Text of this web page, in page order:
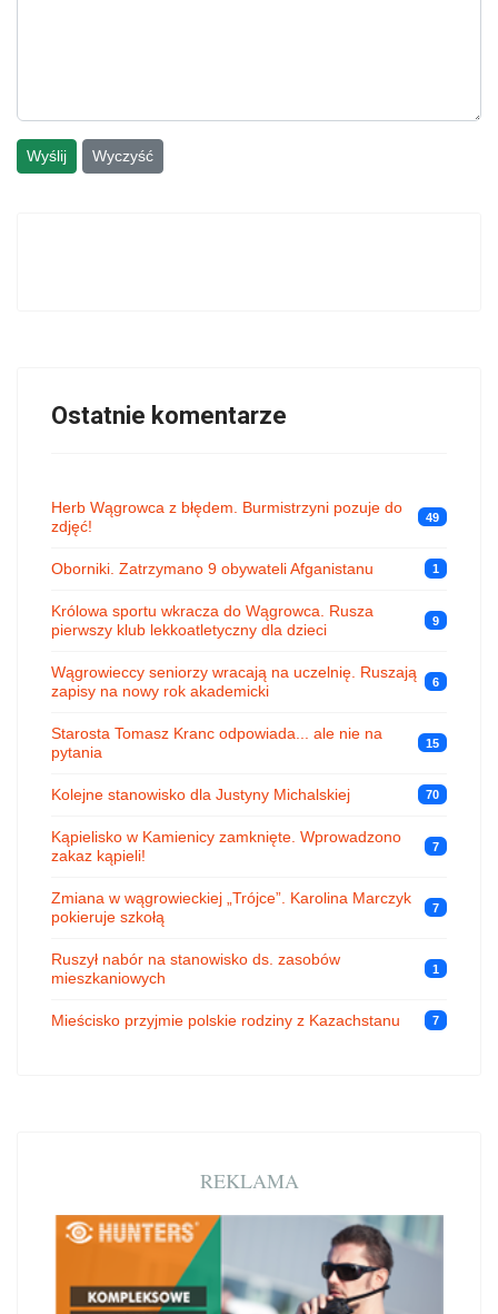
Wyślij Wyczyść
Ostatnie komentarze
Herb Wągrowca z błędem. Burmistrzyni pozuje do
zdjęć!
49
Oborniki. Zatrzymano 9 obywateli Afganistanu 1
Królowa sportu wkracza do Wągrowca. Rusza
pierwszy klub lekkoatletyczny dla dzieci
9
Wągrowieccy seniorzy wracają na uczelnię. Ruszają
zapisy na nowy rok akademicki
6
Starosta Tomasz Kranc odpowiada... ale nie na
pytania
15
Kolejne stanowisko dla Justyny Michalskiej 70
Kąpielisko w Kamienicy zamknięte. Wprowadzono
zakaz kąpieli!
7
Zmiana w wągrowieckiej „Trójce”. Karolina Marczyk
pokieruje szkołą
7
Ruszył nabór na stanowisko ds. zasobów
mieszkaniowych
1
Mieścisko przyjmie polskie rodziny z Kazachstanu 7
REKLAMA